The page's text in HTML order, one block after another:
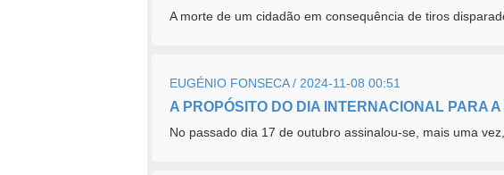
A morte de um cidadão em consequência de tiros
EUGÉNIO FONSECA / 2024-11-08 00:51
A PROPÓSITO DO DIA INTERNACIONAL PARA
No passado dia 17 de outubro assinalou-se, mais uma